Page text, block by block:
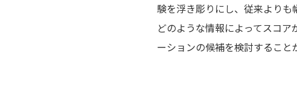
験を浮き彫りにし、従来より
どのような情報によってスコ
ーションの候補を検討すること